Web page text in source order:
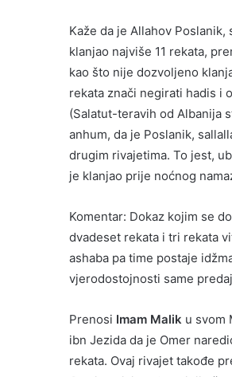
Kaže da je Allahov
klanjao najviše 11 rekata,
kao što nije dozvoljeno
rekata znači negirati hadis i
(Salatut-teravih od Albanija
anhum, da je Poslanik,
drugim rivajetima. To jest,
je klanjao prije noćnog
Komentar: Dokaz kojim se
dvadeset rekata i tri rekata
ashaba pa time postaje
vjerodostojnosti same
Prenosi Imam Malik u svom
ibn Jezida da je Omer
rekata. Ovaj rivajet takođe